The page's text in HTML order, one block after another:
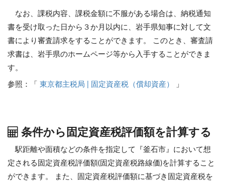
なお、課税内容、課税金額に不服がある場合は、納税通知
書を受け取った日から３か月以内に、岩手県知事に対して文
書により審査請求をすることができます。 このとき、審査請
求書は、岩手県のホームページ等から入手することができま
す。
参照：「 東京都主税局 | 固定資産税（償却資産） 」
条件から固定資産税評価額を計算する
駅距離や面積などの条件を指定して『釜石市』において想
定される固定資産税評価額(固定資産税路線価)を計算すること
ができます。
また、固定資産税評価額に基づき固定資産税を